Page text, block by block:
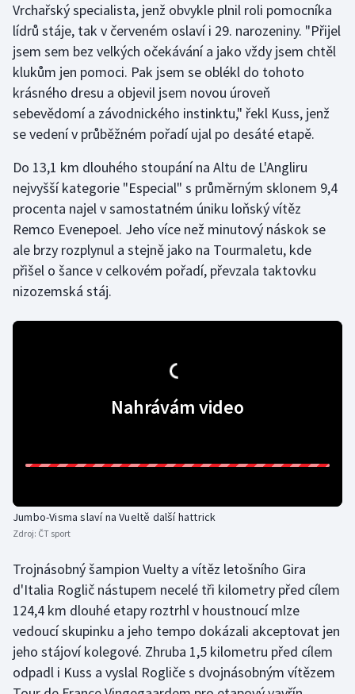
Gymnastika
Házená
Jezdectví
Judo
Krasobruslení
Lezení
Lyže a snowboard
Moderní pětiboj
Motorsport
Ragby
Rychlostní kanoistika
Short track
Sportovní střelba
Vrchařský specialista, jenž obvykle plnil roli pomocníka
lídrů stáje, tak v červeném oslaví i 29. narozeniny. "Přijel
jsem sem bez velkých očekávání a jako vždy jsem chtěl
klukům jen pomoci. Pak jsem se oblékl do tohoto
krásného dresu a objevil jsem novou úroveň
sebevědomí a závodnického instinktu," řekl Kuss, jenž
se vedení v průběžném pořadí ujal po desáté etapě.
Do 13,1 km dlouhého stoupání na Altu de L'Angliru
nejvyšší kategorie "Especial" s průměrným sklonem 9,4
procenta najel v samostatném úniku loňský vítěz
Remco Evenepoel. Jeho více než minutový náskok se
ale brzy rozplynul a stejně jako na Tourmaletu, kde
přišel o šance v celkovém pořadí, převzala taktovku
nizozemská stáj.
Nahrávám video
Jumbo-Visma slaví na Vueltě další hattrick
Zdroj: ČT sport
Trojnásobný šampion Vuelty a vítěz letošního Gira
d'Italia Roglič nástupem necelé tři kilometry před cílem
124,4 km dlouhé etapy roztrhl v houstnoucí mlze
vedoucí skupinku a jeho tempo dokázali akceptovat jen
jeho stájoví kolegové. Zhruba 1,5 kilometru před cílem
odpadl i Kuss a vyslal Rogliče s dvojnásobným vítězem